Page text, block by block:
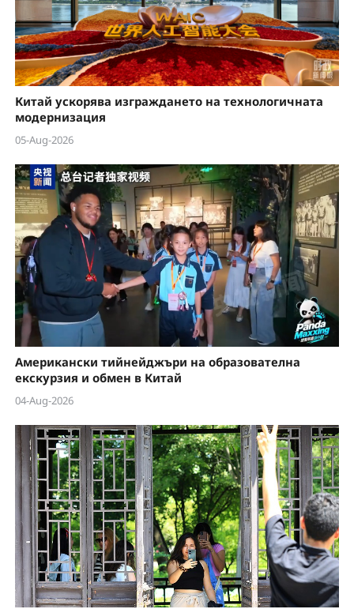
Китай ускорява изграждането на технологичната
модернизация
05-Aug-2026
Американски тийнейджъри на образователна
екскурзия и обмен в Китай
04-Aug-2026